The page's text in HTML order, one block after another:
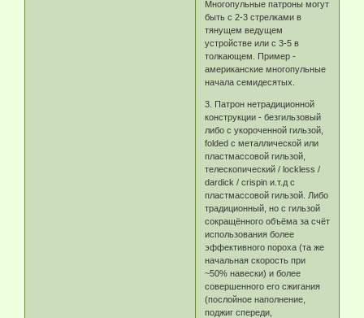
Многопульные патроны могут
быть с 2-3 стрелками в
тянущем ведущем
устройстве или с 3-5 в
толкающем. Пример -
американские многопульные
начала семидесятых.
3. Патрон нетрадиционной
конструкции - безгильзовый
либо с укороченной гильзой,
folded с металлической или
пластмассовой гильзой,
телескопический / lockless /
dardick / crispin и.т.д с
пластмассовой гильзой. Либо
традиционный, но с гильзой
сокращённого объёма за счёт
использования более
эффективного пороха (та же
начальная скорость при
~50% навески) и более
совершенного его сжигания
(послойное наполнение,
поджиг спереди,